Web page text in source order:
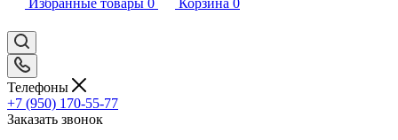
Избранные товары 0 Корзина 0
Телефоны
+7 (950) 170-55-77
Заказать звонок